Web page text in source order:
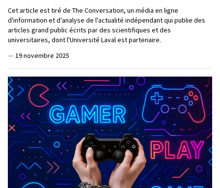
Cet article est tiré de The Conversation, un média en ligne
d'information et d'analyse de l'actualité indépendant qui publie des
articles grand public écrits par des scientifiques et des
universitaires, dont l'Université Laval est partenaire.
— 19 novembre 2025